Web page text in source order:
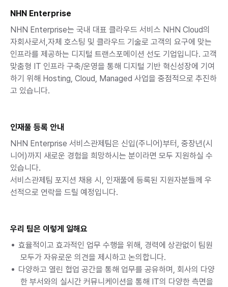
NHN Enterprise
NHN Enterprise는 국내 대표 클라우드 서비스 NHN Cloud의
자회사로서,자체 호스팅 및 클라우드 기술로 고객의 요구에 맞는
인프라를 제공하는 디지털 트랜스포메이션 선도 기업입니다. 고객
맞춤형 IT 인프라 구축/운영을 통해 디지털 기반 혁신성장에 기여
하기 위해 Hosting, Cloud, Managed 사업을 중점적으로 추진하
고 있습니다.
인재풀 등록 안내
NHN Enterprise 서비스관제팀은 신입(주니어)부터, 중장년(시
니어)까지 새로운 경험을 희망하시는 분이라면 모두 지원하실 수
있습니다.
서비스관제팀 포지션 채용 시, 인재풀에 등록된 지원자분들께 우
선적으로 연락을 드릴 예정입니다.
우리 팀은 이렇게 일해요
효율적이고 효과적인 업무 수행을 위해, 경력에 상관없이 팀원
모두가 자유로운 의견을 제시하고 논의합니다.
다양하고 열린 협업 공간을 통해 업무를 공유하며, 회사의 다양
한 부서와의 실시간 커뮤니케이션을 통해 IT의 다양한 측면을